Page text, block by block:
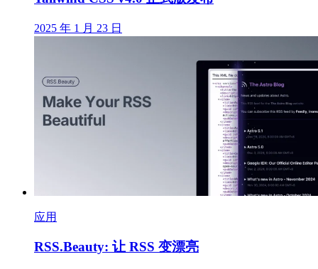
2025 年 1 月 23 日
应用
RSS.Beauty: 让 RSS 变漂亮